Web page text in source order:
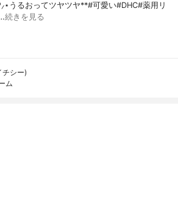
うるおってツヤツヤ**#可愛い#DHC#薬用リ
続きを見る
チシー)
ム